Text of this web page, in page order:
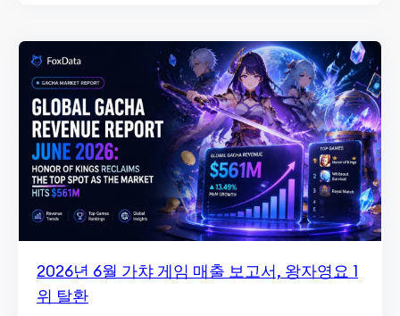
2026년 6월 가챠 게임 매출 보고서, 왕자영요 1
위 탈환